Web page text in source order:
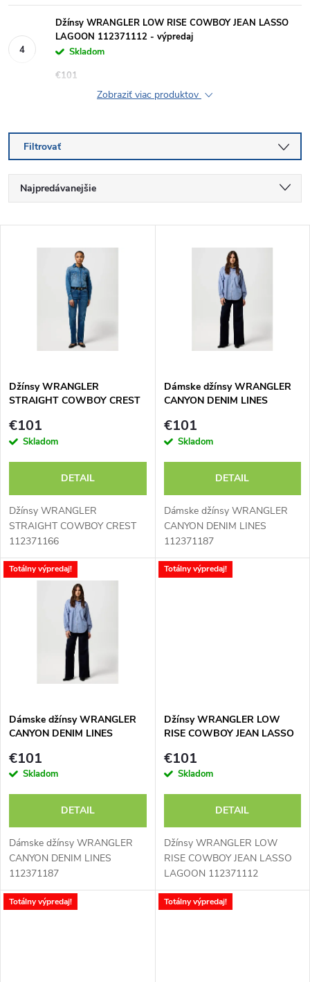
Džínsy WRANGLER LOW RISE COWBOY JEAN LASSO
LAGOON 112371112 - výpredaj
Skladom
€101
Zobraziť viac produktov
Filtrovať
R
a
e
p
r
o
d
u
v
Najpredávanejšie
s
p
r
d
u
k
Džínsy WRANGLER
STRAIGHT COWBOY CREST
€101
Skladom
DETAIL
Džínsy WRANGLER
STRAIGHT COWBOY CREST
112371166
Dámske džínsy WRANGLER
CANYON DENIM LINES
€101
Skladom
DETAIL
Dámske džínsy WRANGLER
CANYON DENIM LINES
112371187
Totálny výpredaj!
Dámske džínsy WRANGLER
CANYON DENIM LINES
€101
Skladom
DETAIL
Dámske džínsy WRANGLER
CANYON DENIM LINES
112371187
Totálny výpredaj!
Džínsy WRANGLER LOW
RISE COWBOY JEAN LASSO
výpredaj
€101
Skladom
DETAIL
Džínsy WRANGLER LOW
RISE COWBOY JEAN LASSO
LAGOON 112371112
Totálny výpredaj! Totálny výpredaj!